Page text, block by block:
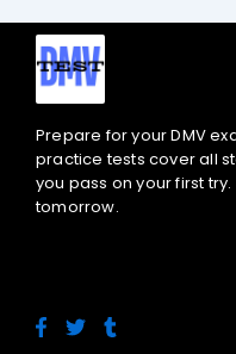
Prepare for your DMV
practice tests cover all
you pass on your first
tomorrow.
F
a
T
w
T
u